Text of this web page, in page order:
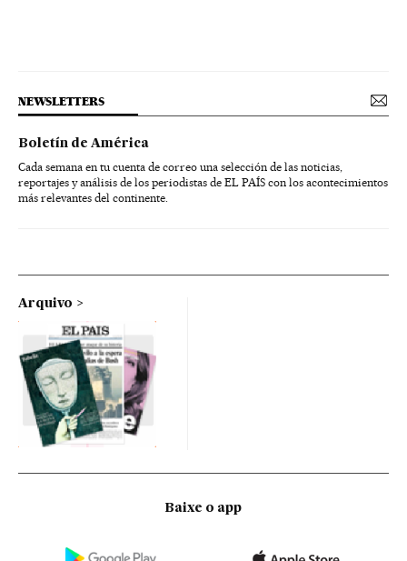
NEWSLETTERS
Boletín de América
Cada semana en tu cuenta de correo una selección de las noticias,
reportajes y análisis de los periodistas de EL PAÍS con los acontecimientos
más relevantes del continente.
Arquivo
Baixe o app